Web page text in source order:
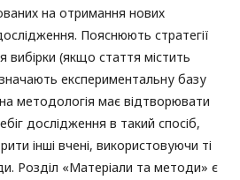
на отримання нових
Пояснюють стратегії
вибірки (якщо стаття містить
експериментальну базу
методологія має відтворювати
дослідження в такий спосіб,
інші вчені, використовуючи ті
Розділ «Матеріали та методи» є